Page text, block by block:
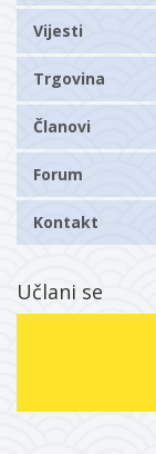
Vijesti
Trgovina
Članovi
Forum
Kontakt
Učlani se